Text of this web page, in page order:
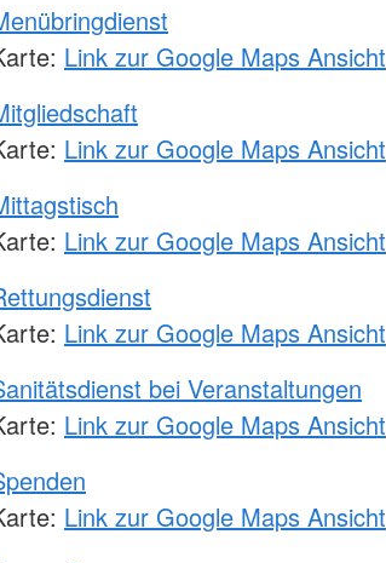
Link zur Google Maps Ansicht
Link zur Google Maps Ansicht
Link zur Google Maps Ansicht
Link zur Google Maps Ansicht
bei Veranstaltungen
Link zur Google Maps Ansicht
Link zur Google Maps Ansicht